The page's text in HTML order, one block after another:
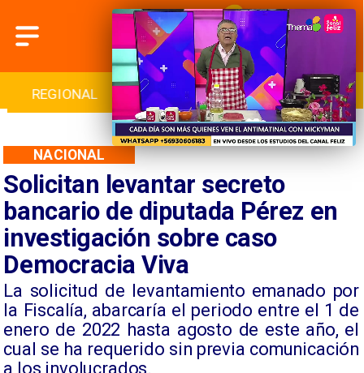
INTERNACIONAL DEPORTES CULTURA
Solicitan levantar secreto
bancario de diputada Pérez en
investigación sobre caso
Democracia Viva
​La solicitud de levantamiento emanado por
la Fiscalía, abarcaría el periodo entre el 1 de
enero de 2022 hasta agosto de este año, el
cual se ha requerido sin previa comunicación
a los involucrados.
NACIONAL